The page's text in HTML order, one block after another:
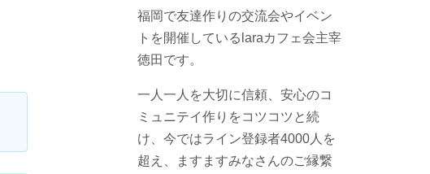
福岡で友達作りの交流会やイベン
トを開催しているlaraカフェ会主宰
徳田です。
一人一人を大切に信頼、安心のコ
ミュニテイ作りをコツコツと続
け、今ではライン登録者4000人を
超え、ますますみなさんのご縁繋